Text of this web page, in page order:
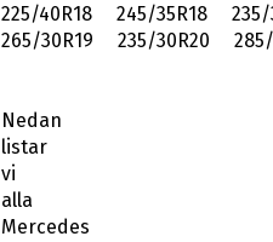
225/40R18 245/35R18 235/
265/30R19 235/30R20 285/
Nedan
listar
vi
alla
Mercedes